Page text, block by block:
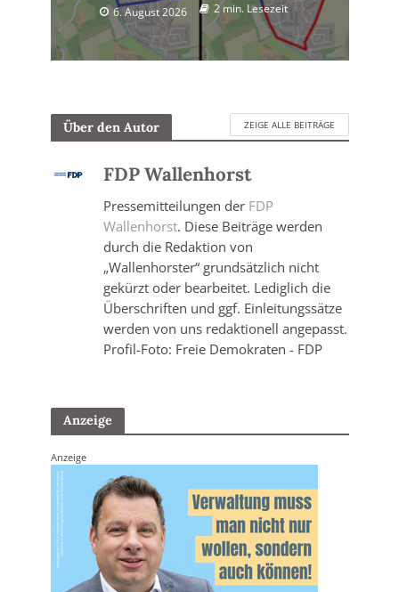
6. August 2026 2 min. Lesezeit
Über den Autor ZEIGE ALLE BEITRÄGE
FDP Wallenhorst
Pressemitteilungen der FDP
Wallenhorst. Diese Beiträge werden
durch die Redaktion von
„Wallenhorster“ grundsätzlich nicht
gekürzt oder bearbeitet. Lediglich die
Überschriften und ggf. Einleitungssätze
werden von uns redaktionell angepasst.
Profil-Foto: Freie Demokraten - FDP
Anzeige
Anzeige